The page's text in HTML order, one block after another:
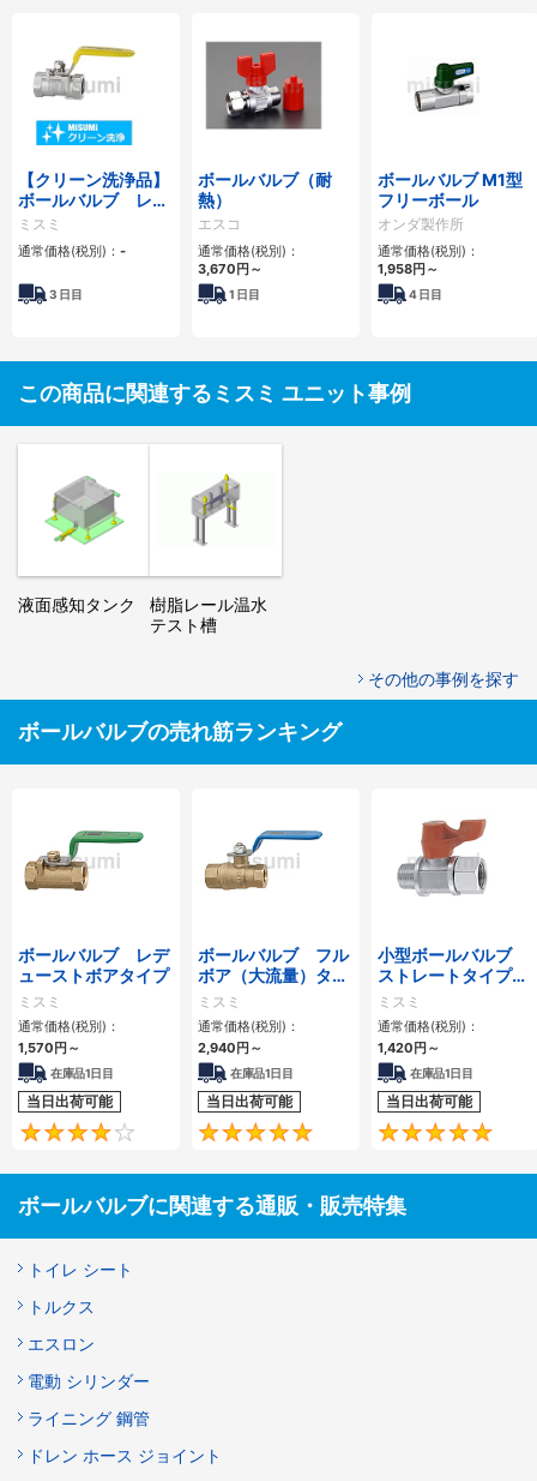
【クリーン洗浄品】
ボールバルブ レデ
ューストポアタイプ
ミスミ
通常価格(税別)： -
3 日目
ボールバルブ（耐
熱）
エスコ
通常価格(税別)：
3,670円 ～
1 日目
ボールバルブ M1型
フリーボール
オンダ製作所
通常価格(税別)：
1,958円 ～
4日目
この商品に関連するミスミ ユニット事例
液面感知タンク
樹脂レール温水
テスト槽
その他の事例を探す
ボールバルブの売れ筋ランキング
ボールバルブ レデ
ューストボアタイプ
ミスミ
通常価格(税別)：
1,570円 ～
在庫品1日目
当日出荷可能
4.3
ボールバルブ フル
ボア（大流量）タイ
プ
ミスミ
通常価格(税別)：
2,940円 ～
在庫品1日目
当日出荷可能
4.8
小型ボールバルブ
ストレートタイプ
ＰＴオス・ＰＴメス
ミスミ
通常価格(税別)：
1,420円 ～
在庫品1日目
当日出荷可能
ボールバルブに関連する通販・販売特集
トイレ シート
トルクス
エスロン
電動 シリンダー
ライニング 鋼管
ドレン ホース ジョイント